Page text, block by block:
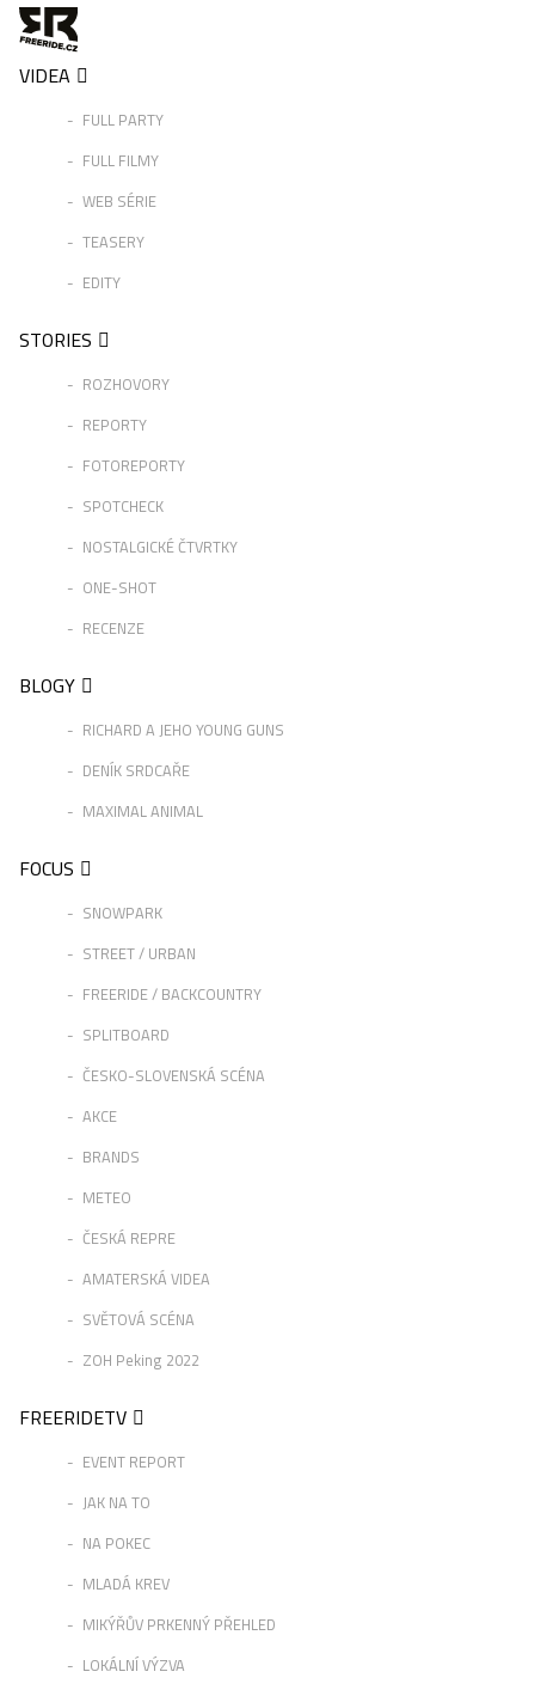
VIDEA
FULL PARTY
FULL FILMY
WEB SÉRIE
TEASERY
EDITY
STORIES
ROZHOVORY
REPORTY
FOTOREPORTY
SPOTCHECK
NOSTALGICKÉ ČTVRTKY
ONE-SHOT
RECENZE
BLOGY
RICHARD A JEHO YOUNG GUNS
DENÍK SRDCAŘE
MAXIMAL ANIMAL
FOCUS
SNOWPARK
STREET / URBAN
FREERIDE / BACKCOUNTRY
SPLITBOARD
ČESKO-SLOVENSKÁ SCÉNA
AKCE
BRANDS
METEO
ČESKÁ REPRE
AMATERSKÁ VIDEA
SVĚTOVÁ SCÉNA
ZOH Peking 2022
FREERIDETV
EVENT REPORT
JAK NA TO
NA POKEC
MLADÁ KREV
MIKÝŘŮV PRKENNÝ PŘEHLED
LOKÁLNÍ VÝZVA